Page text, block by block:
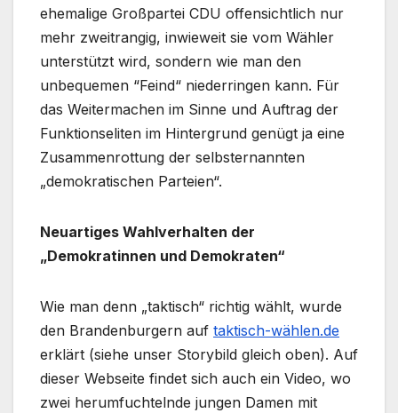
ehemalige Großpartei CDU offensichtlich nur
mehr zweitrangig, inwieweit sie vom Wähler
unterstützt wird, sondern wie man den
unbequemen “Feind“ niederringen kann. Für
das Weitermachen im Sinne und Auftrag der
Funktionseliten im Hintergrund genügt ja eine
Zusammenrottung der selbsternannten
„demokratischen Parteien“.
Neuartiges Wahlverhalten der
„Demokratinnen und Demokraten“
Wie man denn „taktisch“ richtig wählt, wurde
den Brandenburgern auf taktisch-wählen.de
erklärt (siehe unser Storybild gleich oben). Auf
dieser Webseite findet sich auch ein Video, wo
zwei herumfuchtelnde jungen Damen mit